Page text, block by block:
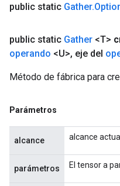
public static Gather.
public static Gather <T>
operando <U>, eje del
Método de fábrica para
Parámetros
alcance alcance actual
parámetros El tensor a